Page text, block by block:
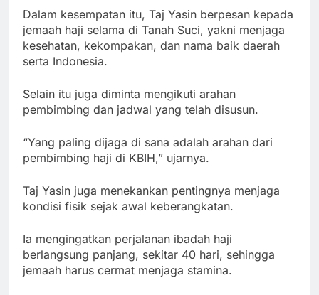
Dalam kesempatan itu, Taj Yasin berpesan kepada
jemaah haji selama di Tanah Suci, yakni menjaga
kesehatan, kekompakan, dan nama baik daerah
serta Indonesia.
Selain itu juga diminta mengikuti arahan
pembimbing dan jadwal yang telah disusun.
“Yang paling dijaga di sana adalah arahan dari
pembimbing haji di KBIH,” ujarnya.
Taj Yasin juga menekankan pentingnya menjaga
kondisi fisik sejak awal keberangkatan.
Ia mengingatkan perjalanan ibadah haji
berlangsung panjang, sekitar 40 hari, sehingga
jemaah harus cermat menjaga stamina.